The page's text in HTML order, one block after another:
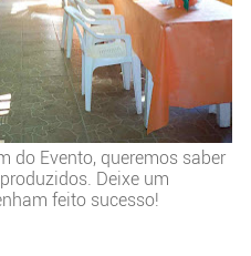
do Evento, queremos saber
Deixe um
feito sucesso!